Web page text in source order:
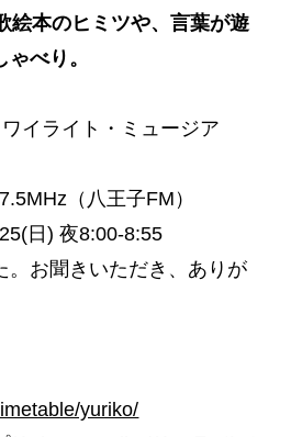
絵本のヒミツや、言葉が遊
べり。
イライト・ミュージア
（八王子FM）
日) 夜8:00-8:55
。お聞きいただき、ありが
yuriko/